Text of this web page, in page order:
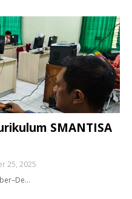
SMANTISA
25, 2025